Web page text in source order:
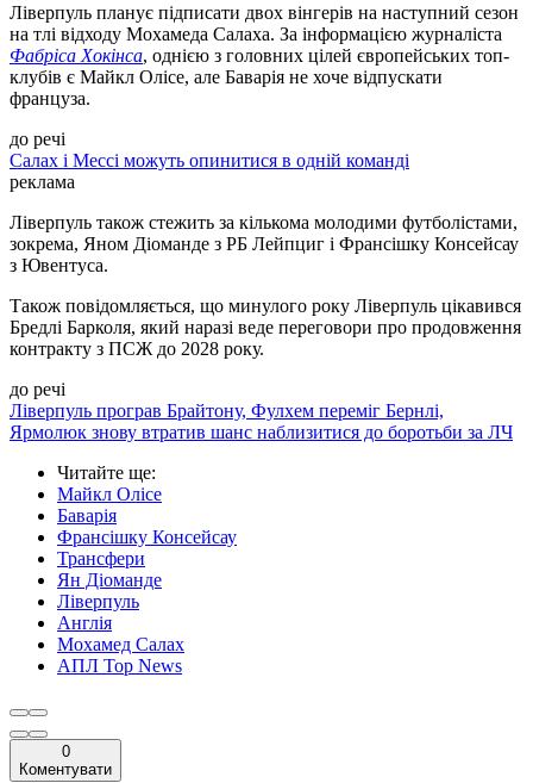
Ліверпуль планує підписати двох вінгерів на наступний сезон
на тлі відходу Мохамеда Салаха. За інформацією журналіста
Фабріса Хокінса, однією з головних цілей європейських топ-
клубів є Майкл Олісе, але Баварія не хоче відпускати
француза.
до речі
Салах і Мессі можуть опинитися в одній команді
реклама
Ліверпуль також стежить за кількома молодими футболістами,
зокрема, Яном Діоманде з РБ Лейпциг і Франсішку Консейсау
з Ювентуса.
Також повідомляється, що минулого року Ліверпуль цікавився
Бредлі Барколя, який наразі веде переговори про продовження
контракту з ПСЖ до 2028 року.
до речі
Ліверпуль програв Брайтону, Фулхем переміг Бернлі,
Ярмолюк знову втратив шанс наблизитися до боротьби за ЛЧ
Читайте ще:
Майкл Олісе
Баварія
Франсішку Консейсау
Трансфери
Ян Діоманде
Ліверпуль
Англія
Мохамед Салах
АПЛ Top News
0
Коментувати